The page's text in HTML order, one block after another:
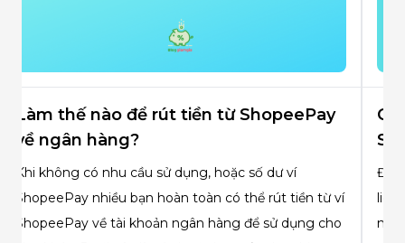
từ ví
cho
Cách liên kết ngân hàng với ví
ShopeePay như thế nào?
Để sử dụng được ví ShopeePay bạn chắc chắn phải
liên kết ngân hàng với ShopeePay. Vậy làm cách
nào để liên kết ngân hàng với ví ShopeePay? Theo